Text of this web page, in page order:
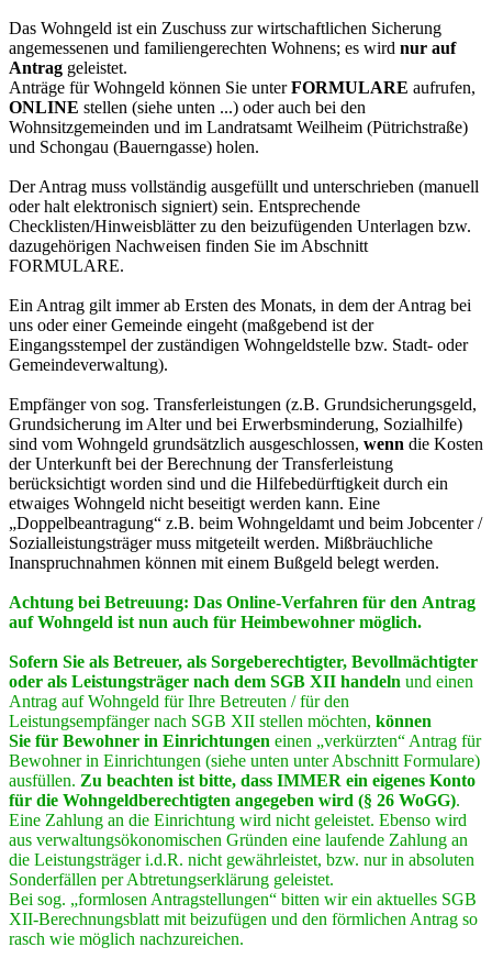
Das Wohngeld ist ein Zuschuss zur wirtschaftlichen Sicherung
angemessenen und familiengerechten Wohnens; es wird nur auf
Antrag geleistet.
Anträge für Wohngeld können Sie unterFORMULARE aufrufen,
ONLINE stellen (siehe unten ...) oder auch bei den
Wohnsitzgemeinden und im Landratsamt Weilheim (Pütrichstraße)
und Schongau (Bauerngasse) holen.
Der Antrag muss vollständig ausgefüllt und unterschrieben (manuell
oder halt elektronisch signiert) sein. Entsprechende
Checklisten/Hinweisblätter zu den beizufügenden Unterlagen bzw.
dazugehörigen Nachweisen finden Sie im Abschnitt
FORMULARE.
Ein Antrag gilt immer ab Ersten des Monats, in dem der Antrag bei
uns oder einer Gemeinde eingeht (maßgebend ist der
Eingangsstempel der zuständigen Wohngeldstelle bzw. Stadt- oder
Gemeindeverwaltung).
Empfänger von sog. Transferleistungen (z.B. Grundsicherungsgeld,
Grundsicherung im Alter und bei Erwerbsminderung, Sozialhilfe)
sind vom Wohngeld grundsätzlich ausgeschlossen, wenn die Kosten
der Unterkunft bei der Berechnung der Transferleistung
berücksichtigt worden sind und die Hilfebedürftigkeit durch ein
etwaiges Wohngeld nicht beseitigt werden kann. Eine
„Doppelbeantragung“ z.B. beim Wohngeldamt und beim Jobcenter /
Sozialleistungsträger muss mitgeteilt werden. Mißbräuchliche
Inanspruchnahmen können mit einem Bußgeld belegt werden.
Achtung bei Betreuung: Das Online-Verfahren für den Antrag
auf Wohngeld ist nun auch für Heimbewohner möglich.
Sofern Sie als Betreuer, als Sorgeberechtigter, Bevollmächtigter
oder als Leistungsträger nach dem SGB XII handeln und einen
Antrag auf Wohngeld für Ihre Betreuten / für den
Leistungsempfänger nach SGB XII stellen möchten, können
Sie für Bewohner in Einrichtungen einen „verkürzten“ Antrag für
Bewohner in Einrichtungen (siehe unten unter Abschnitt Formulare)
ausfüllen. Zu beachten ist bitte, dass IMMER ein eigenes Konto
für die Wohngeldberechtigten angegeben wird (§ 26 WoGG).
Eine Zahlung an die Einrichtung wird nicht geleistet. Ebenso wird
aus verwaltungsökonomischen Gründen eine laufende Zahlung an
die Leistungsträger i.d.R. nicht gewährleistet, bzw. nur in absoluten
Sonderfällen per Abtretungserklärung geleistet.
Bei sog. „formlosen Antragstellungen“ bitten wir ein aktuelles SGB
XII-Berechnungsblatt mit beizufügen und den förmlichen Antrag so
rasch wie möglich nachzureichen.